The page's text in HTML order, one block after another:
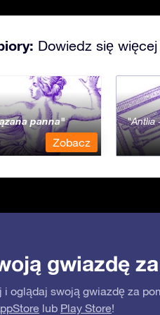
Dowiedz się
panna
Zobacz
Antlia
gwiazdę
i oglądaj swoją gwiazdę za
lub Play Store!